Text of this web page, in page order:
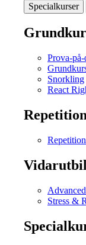
Specialkurser
Prova-
Snorkling
React
Stress &